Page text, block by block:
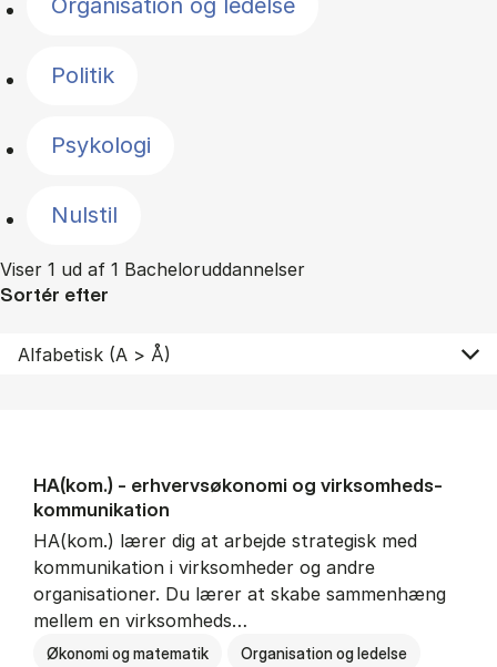
Organisation og ledelse
Politik
Psykologi
Nulstil
Viser 1 ud af 1 Bacheloruddannelser
Sortér efter
HA(kom.) - erhvervs­økonomi og virksomheds­
kommunikation
HA(kom.) lærer dig at arbejde strategisk med
kommunikation i virksomheder og andre
organisationer. Du lærer at skabe sammenhæng
mellem en virksomheds…
Økonomi og matematik Organisation og ledelse